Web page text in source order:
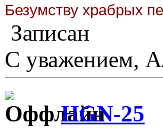
Безумству храбрых
Записан
С уважением,
HGN-25